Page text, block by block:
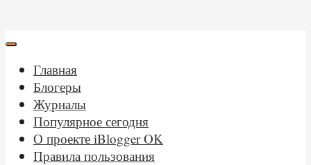
Главная
Блогеры
Журналы
Популярное сегодня
О проекте iBlogger OK
Правила пользования